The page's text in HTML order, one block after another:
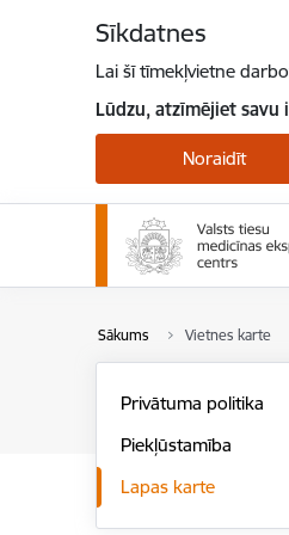
Sīkdatnes
Lai šī tīmekļvietne
Lūdzu, atzīmējiet savu
Noraidīt
Sākums Vietnes karte
Privātuma politika
Piekļūstamība
Lapas karte